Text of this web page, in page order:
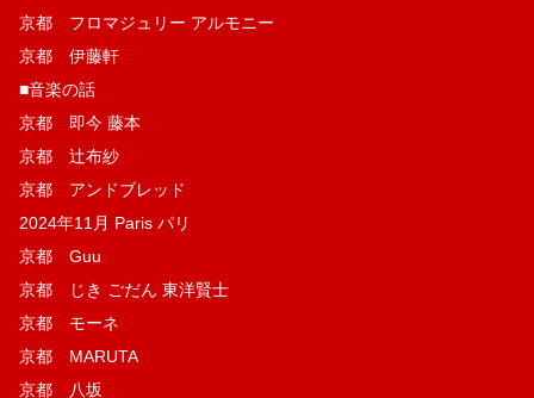
京都 フロマジュリー アルモニー
京都 伊藤軒
■音楽の話
京都 即今 藤本
京都 辻布紗
京都 アンドブレッド
2024年11月 Paris パリ
京都 Guu
京都 じき ごだん 東洋賢士
京都 モーネ
京都 MARUTA
京都 八坂